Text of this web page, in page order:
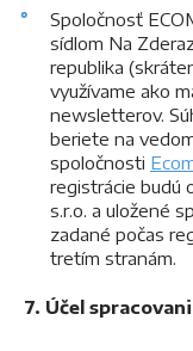
Spoločnosť
sídlom Na
republika
využívame ako
newsletterov.
beriete na
spoločnosti
registrácie budú
s.r.o. a uložené
zadané počas
tretím stranám.
7. Účel